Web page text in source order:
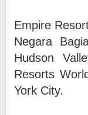
Empire
Negara
Hudson
Resorts
York City.